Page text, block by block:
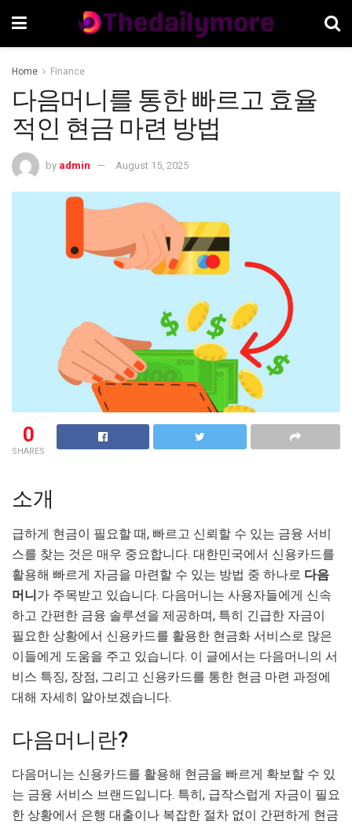
Home Finance
다음머니를 통한 빠르고 효율
적인 현금 마련 방법
by admin August 15, 2025
0
SHARES
소개
급하게 현금이 필요할 때, 빠르고 신뢰할 수 있는 금융 서비
스를 찾는 것은 매우 중요합니다. 대한민국에서 신용카드를
활용해 빠르게 자금을 마련할 수 있는 방법 중 하나로 다음
머니가 주목받고 있습니다. 다음머니는 사용자들에게 신속
하고 간편한 금융 솔루션을 제공하며, 특히 긴급한 자금이
필요한 상황에서 신용카드를 활용한 현금화 서비스로 많은
이들에게 도움을 주고 있습니다. 이 글에서는 다음머니의 서
비스 특징, 장점, 그리고 신용카드를 통한 현금 마련 과정에
대해 자세히 알아보겠습니다.
다음머니란?
다음머니는 신용카드를 활용해 현금을 빠르게 확보할 수 있
는 금융 서비스 브랜드입니다. 특히, 급작스럽게 자금이 필요
한 상황에서 은행 대출이나 복잡한 절차 없이 간편하게 현금